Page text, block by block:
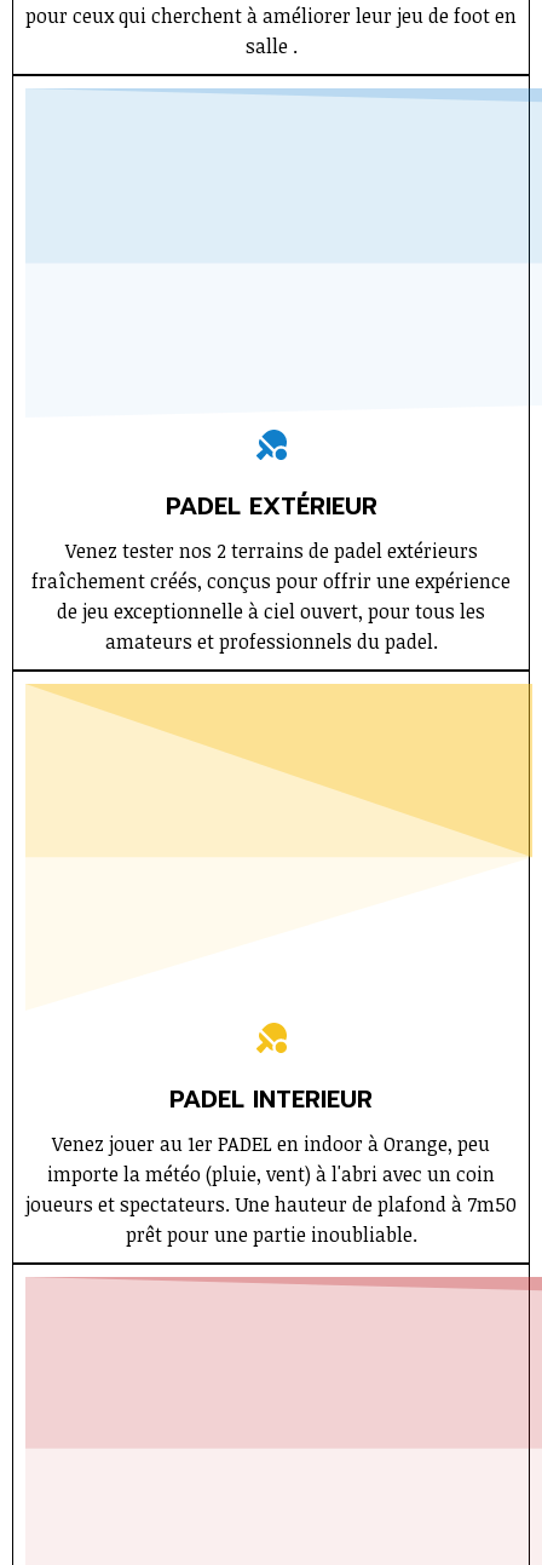
pour ceux qui cherchent à améliorer leur jeu de foot en
salle .
PADEL EXTÉRIEUR
Venez tester nos 2 terrains de padel extérieurs
fraîchement créés, conçus pour offrir une expérience
de jeu exceptionnelle à ciel ouvert, pour tous les
amateurs et professionnels du padel.
PADEL INTERIEUR
Venez jouer au 1er PADEL en indoor à Orange, peu
importe la météo (pluie, vent) à l'abri avec un coin
joueurs et spectateurs. Une hauteur de plafond à 7m50
prêt pour une partie inoubliable.